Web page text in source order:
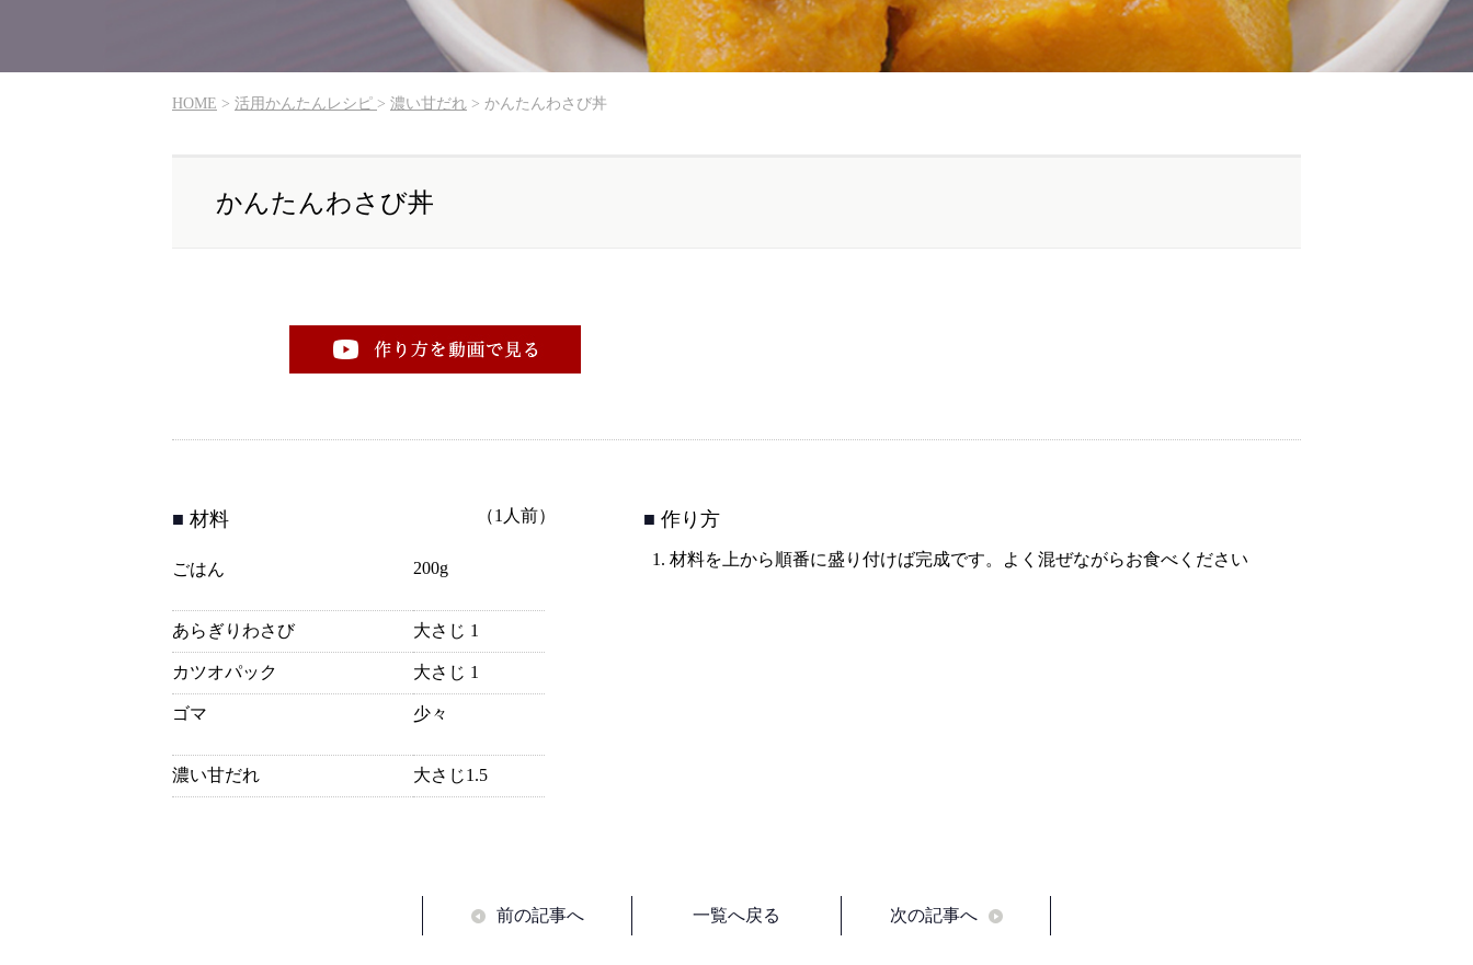
HOME > 活用かんたんレシピ > 濃い甘だれ > かんたんわさび丼
かんたんわさび丼
材料 （1人前）
ごはん 200g
あらぎりわさび 大さじ 1
カツオパック 大さじ 1
ゴマ 少々
濃い甘だれ 大さじ1.5
作り方
材料を上から順番に盛り付けば完成です。よく混ぜながらお食べください
前の記事へ 一覧へ戻る 次の記事へ